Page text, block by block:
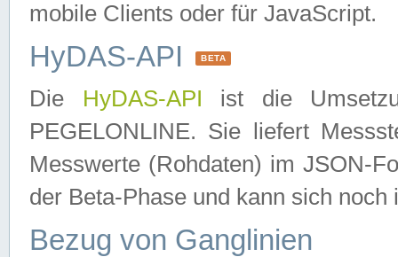
mobile Clients oder für JavaScript.
HyDAS-API BETA
Die HyDAS-API ist die
PEGELONLINE. Sie liefert
Messwerte (Rohdaten) im JSON-
der Beta-Phase und kann sich noch
Bezug von Ganglinien